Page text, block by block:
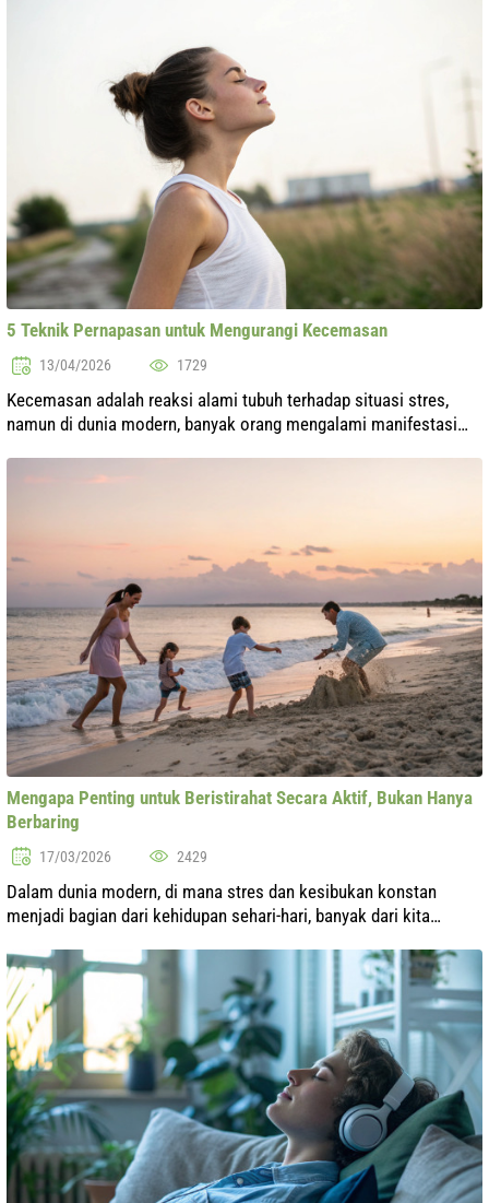
5 Teknik Pernapasan untuk Mengurangi Kecemasan
13/04/2026 1729
Kecemasan adalah reaksi alami tubuh terhadap situasi stres,
namun di dunia modern, banyak orang mengalami manifestasi
mengurangi tingkat kecemasan dapa...
Mengapa Penting untuk Beristirahat Secara Aktif, Bukan Hanya
Berbaring
17/03/2026 2429
Dalam dunia modern, di mana stres dan kesibukan konstan
menjadi bagian dari kehidupan sehari-hari, banyak dari kita
Namun, apakah kita s...